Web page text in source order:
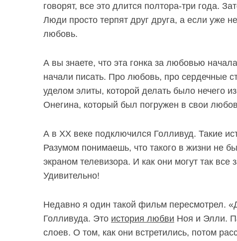
говорят, все это длится полтора-три года.
Люди просто терпят друг друга, а если уже
любовь.
А вы знаете, что эта гонка за любовью
начали писать. Про любовь, про сердечные
уделом элиты, которой делать было нечего
Онегина, который был погружен в свои
А в XX веке подключился Голливуд. Такие
Разумом понимаешь, что такого в жизни не
экраном телевизора. И как они могут так
Удивительно!
Недавно я один такой фильм пересмотрел.
Голливуда. Это история любви Ноя и Элли.
слоев. О том, как они встретились, потом